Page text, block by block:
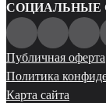
СОЦИАЛЬНЫЕ
Публичная оферта
Политика
Карта сайта